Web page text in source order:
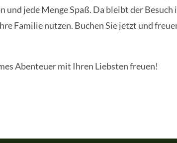
jede Menge Spaß. Da bleibt der
Familie nutzen. Buchen Sie jetzt und
Abenteuer mit Ihren Liebsten freuen!